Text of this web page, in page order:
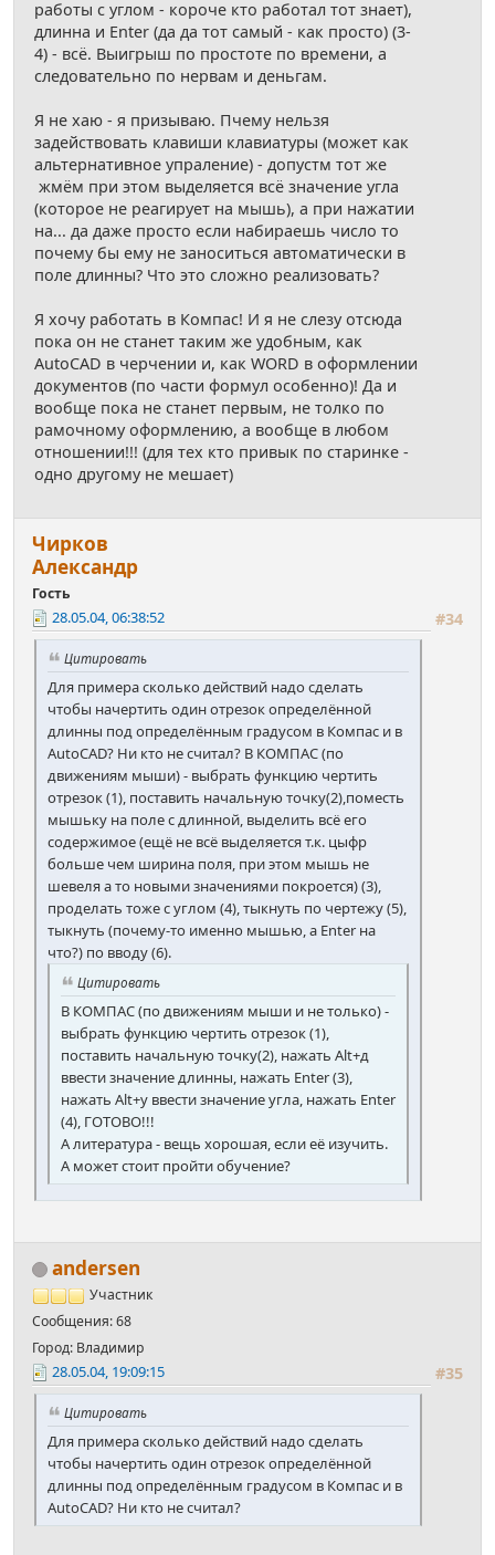
работы с углом - короче кто работал тот знает),
длинна и Enter (да да тот самый - как просто) (3-
4) - всё. Выигрыш по простоте по времени, а
следовательно по нервам и деньгам.
Я не хаю - я призываю. Пчему нельзя
задействовать клавиши клавиатуры (может как
альтернативное упраление) - допустм тот же
жмём при этом выделяется всё значение угла
(которое не реагирует на мышь), а при нажатии
на... да даже просто если набираешь число то
почему бы ему не заноситься автоматически в
поле длинны? Что это сложно реализовать?
Я хочу работать в Компас! И я не слезу отсюда
пока он не станет таким же удобным, как
AutoCAD в черчении и, как WORD в оформлении
документов (по части формул особенно)! Да и
вообще пока не станет первым, не толко по
рамочному оформлению, а вообще в любом
отношении!!! (для тех кто привык по старинке -
одно другому не мешает)
Чирков
Александр
Гость
#34
28.05.04, 06:38:52
Цитировать
Для примера сколько действий надо сделать
чтобы начертить один отрезок определённой
длинны под определённым градусом в Компас и в
AutoCAD? Ни кто не считал? В КОМПАС (по
движениям мыши) - выбрать функцию чертить
отрезок (1), поставить начальную точку(2),поместь
мышьку на поле с длинной, выделить всё его
содержимое (ещё не всё выделяется т.к. цыфр
больше чем ширина поля, при этом мышь не
шевеля а то новыми значениями покроется) (3),
проделать тоже с углом (4), тыкнуть по чертежу (5),
тыкнуть (почему-то именно мышью, а Enter на
что?) по вводу (6).
Цитировать
В КОМПАС (по движениям мыши и не только) -
выбрать функцию чертить отрезок (1),
поставить начальную точку(2), нажать Alt+д
ввести значение длинны, нажать Enter (3),
нажать Alt+у ввести значение угла, нажать Enter
(4), ГОТОВО!!!
А литература - вещь хорошая, если её изучить.
А может стоит пройти обучение?
andersen
Участник
Сообщения: 68
Город: Владимир
#35
28.05.04, 19:09:15
Цитировать
Для примера сколько действий надо сделать
чтобы начертить один отрезок определённой
длинны под определённым градусом в Компас и в
AutoCAD? Ни кто не считал?